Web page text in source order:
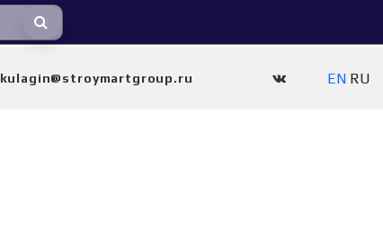
kulagin@stroymartgroup.ru EN RU